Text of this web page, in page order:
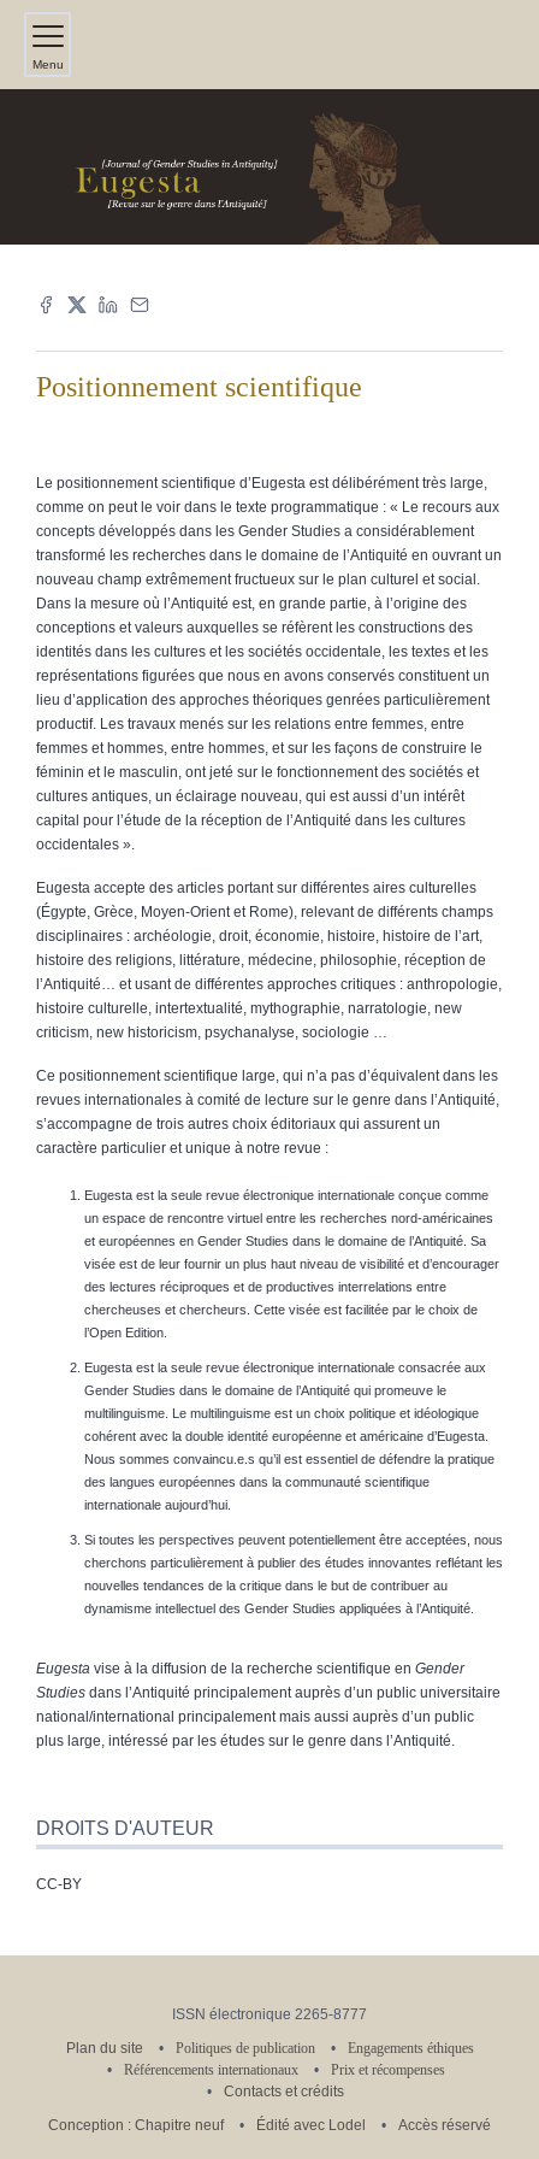
Menu
Positionnement scientifique
Le positionnement scientifique d’Eugesta est délibérément très large,
comme on peut le voir dans le texte programmatique : « Le recours aux
concepts développés dans les Gender Studies a considérablement
transformé les recherches dans le domaine de l’Antiquité en ouvrant un
nouveau champ extrêmement fructueux sur le plan culturel et social.
Dans la mesure où l’Antiquité est, en grande partie, à l’origine des
conceptions et valeurs auxquelles se réfèrent les constructions des
identités dans les cultures et les sociétés occidentale, les textes et les
représentations figurées que nous en avons conservés constituent un
lieu d’application des approches théoriques genrées particulièrement
productif. Les travaux menés sur les relations entre femmes, entre
femmes et hommes, entre hommes, et sur les façons de construire le
féminin et le masculin, ont jeté sur le fonctionnement des sociétés et
cultures antiques, un éclairage nouveau, qui est aussi d’un intérêt
capital pour l’étude de la réception de l’Antiquité dans les cultures
occidentales ».
Eugesta accepte des articles portant sur différentes aires culturelles
(Égypte, Grèce, Moyen-Orient et Rome), relevant de différents champs
disciplinaires : archéologie, droit, économie, histoire, histoire de l’art,
histoire des religions, littérature, médecine, philosophie, réception de
l’Antiquité… et usant de différentes approches critiques : anthropologie,
histoire culturelle, intertextualité, mythographie, narratologie, new
criticism, new historicism, psychanalyse, sociologie …
Ce positionnement scientifique large, qui n’a pas d’équivalent dans les
revues internationales à comité de lecture sur le genre dans l’Antiquité,
s’accompagne de trois autres choix éditoriaux qui assurent un
caractère particulier et unique à notre revue :
Eugesta est la seule revue électronique internationale conçue comme
un espace de rencontre virtuel entre les recherches nord-américaines
et européennes en Gender Studies dans le domaine de l’Antiquité. Sa
visée est de leur fournir un plus haut niveau de visibilité et d’encourager
des lectures réciproques et de productives interrelations entre
chercheuses et chercheurs. Cette visée est facilitée par le choix de
l’Open Edition.
Eugesta est la seule revue électronique internationale consacrée aux
Gender Studies dans le domaine de l’Antiquité qui promeuve le
multilinguisme. Le multilinguisme est un choix politique et idéologique
cohérent avec la double identité européenne et américaine d’Eugesta.
Nous sommes convaincu.e.s qu’il est essentiel de défendre la pratique
des langues européennes dans la communauté scientifique
internationale aujourd’hui.
Si toutes les perspectives peuvent potentiellement être acceptées, nous
cherchons particulièrement à publier des études innovantes reflétant les
nouvelles tendances de la critique dans le but de contribuer au
dynamisme intellectuel des Gender Studies appliquées à l’Antiquité.
Eugesta vise à la diffusion de la recherche scientifique en Gender
Studies dans l’Antiquité principalement auprès d’un public universitaire
national/international principalement mais aussi auprès d’un public
plus large, intéressé par les études sur le genre dans l’Antiquité.
DROITS D'AUTEUR
CC-BY
ISSN électronique 2265-8777
Plan du site
Politiques de publication
Engagements éthiques
Référencements internationaux
Prix et récompenses
Contacts et crédits
Conception : Chapitre neuf
Édité avec Lodel Accès réservé